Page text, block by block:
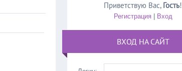
Приветствую Вас, Гость!
Регистрация| Вход
ВХОД НА САЙТ